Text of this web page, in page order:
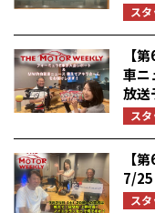
ス
【
車ニ
放送
ス
【
7/25
ス